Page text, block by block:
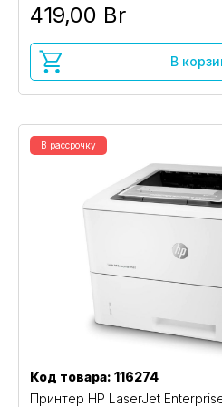
419,00 Br
В
В рассрочку
Код товара: 116274
Принтер HP LaserJet